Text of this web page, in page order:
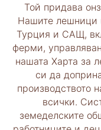
Той придава
Нашите лешници
Турция и САЩ,
ферми,
нашата Харта за
си да
производството
всички.
земеделските